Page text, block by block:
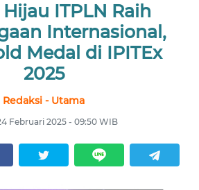
ITPLN Raih
Internasional,
Medal di IPITEx
2025
Redaksi - Utama
Februari 2025 - 09:50 WIB